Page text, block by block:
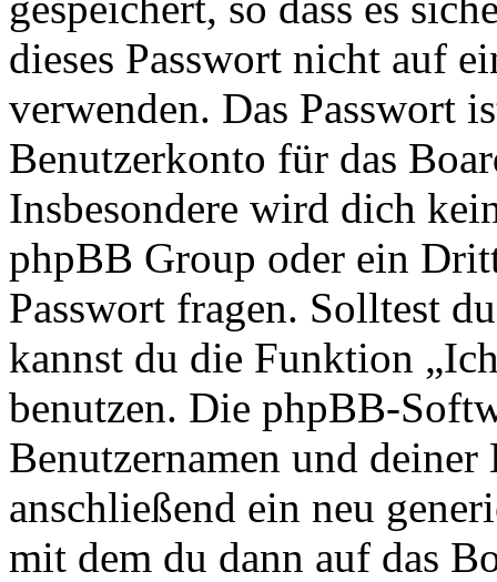
dieses Passwort nicht auf
verwenden. Das Passwort
Benutzerkonto für das
Insbesondere wird dich
phpBB Group oder ein
Passwort fragen. Solltest
kannst du die Funktion
benutzen. Die phpBB-
Benutzernamen und
anschließend ein neu
mit dem du dann auf das